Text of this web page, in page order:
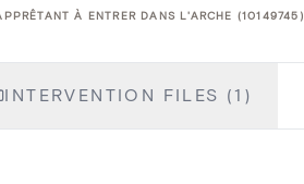
À ENTRER DANS L'ARCHE (10149745)
INTERVENTION FILES (1)